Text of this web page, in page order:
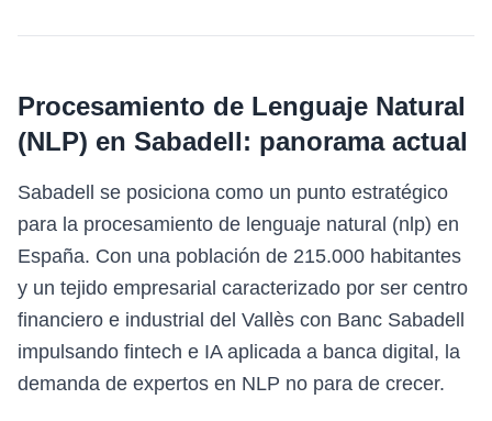
Procesamiento de Lenguaje Natural
(NLP) en Sabadell: panorama actual
Sabadell se posiciona como un punto estratégico
para la procesamiento de lenguaje natural (nlp) en
España. Con una población de 215.000 habitantes
y un tejido empresarial caracterizado por ser centro
financiero e industrial del Vallès con Banc Sabadell
impulsando fintech e IA aplicada a banca digital, la
demanda de expertos en NLP no para de crecer.